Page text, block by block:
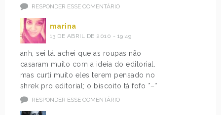
RESPONDER ESSE COMENTÁRIO
marina
13 DE ABRIL DE 2010 - 19:49
anh, sei lá. achei que as roupas não
casaram muito com a ideia do editorial.
mas curti muito eles terem pensado no
shrek pro editorial; o biscoito tá fofo *–*
RESPONDER ESSE COMENTÁRIO